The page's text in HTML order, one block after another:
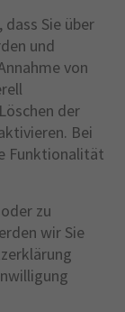
Sie über
und
von
der
Bei
Funktionalität
zu
wir Sie